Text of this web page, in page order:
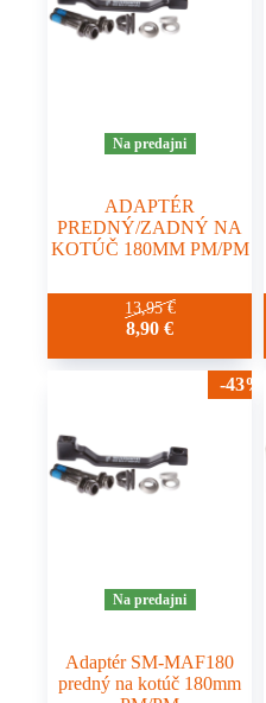
Na predajni
ADAPTÉR
PREDNÝ/ZADNÝ NA
KOTÚČ 180MM PM/PM
13,95€
8,90€
-43%
Na predajni
Adaptér SM-MAF180
predný na kotúč 180mm